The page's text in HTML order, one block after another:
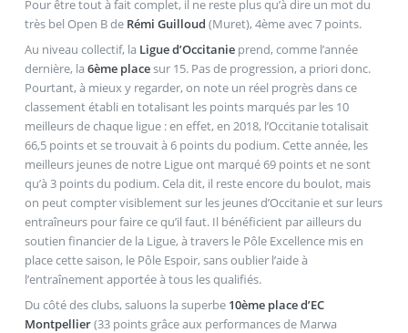
Pour être tout à fait complet, il ne reste plus qu’à dire un mot du
très bel Open B de Rémi Guilloud (Muret), 4ème avec 7 points.
Au niveau collectif, la Ligue d’Occitanieprend, comme l’année
dernière, la 6ème placesur 15. Pas de progression, a priori donc.
Pourtant, à mieux y regarder, on note un réel progrès dans ce
classement établi en totalisant les points marqués par les 10
meilleurs de chaque ligue : en effet, en 2018, l’Occitanie totalisait
66,5 points et se trouvait à 6 points du podium. Cette année, les
meilleurs jeunes de notre Ligue ont marqué 69 points et ne sont
qu’à 3 points du podium. Cela dit, il reste encore du boulot, mais
on peut compter visiblement sur les jeunes d’Occitanie et sur leurs
entraîneurs pour faire ce qu’il faut. Il bénéficient par ailleurs du
soutien financier de la Ligue, à travers le Pôle Excellence mis en
place cette saison, le Pôle Espoir, sans oublier l’aide à
l’entraînement apportée à tous les qualifiés.
Du côté des clubs, saluons la superbe 10ème place d’EC
Montpellier(33 points grâce aux performances de Marwa